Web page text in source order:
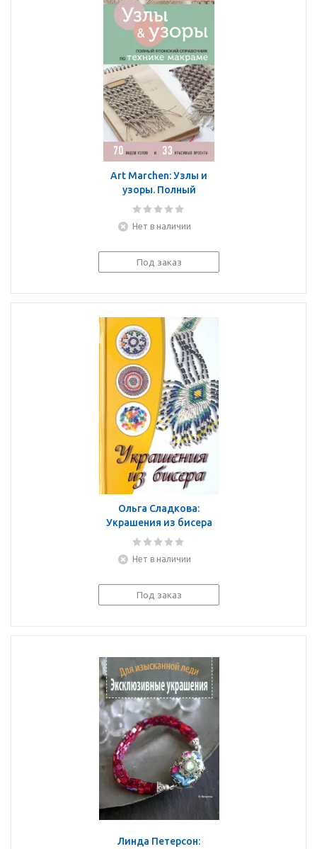
Art Marchen: Узлы и
узоры. Полный
японский справочник по
Нет в наличии
Под заказ
Ольга Сладкова:
Украшения из бисера
Нет в наличии
Под заказ
Линда Петерсон: